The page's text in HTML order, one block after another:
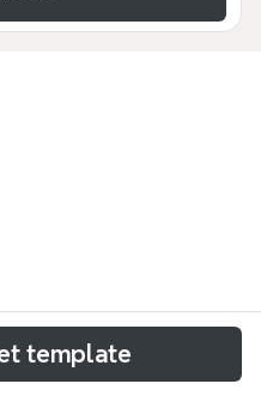
no Xmind oferece
hierarquia e das
template